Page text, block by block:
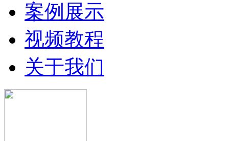
案例展示
视频教程
关于我们